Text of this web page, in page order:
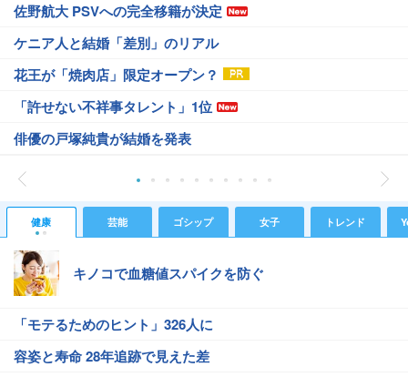
佐野航大 PSVへの完全移籍が決定
ケニア人と結婚「差別」のリアル
花王が「焼肉店」限定オープン？
「許せない不祥事タレント」1位
俳優の戸塚純貴が結婚を発表
健康 芸能 ゴシップ 女子 トレンド
キノコで血糖値スパイクを防ぐ
「モテるためのヒント」326人に
容姿と寿命 28年追跡で見えた差